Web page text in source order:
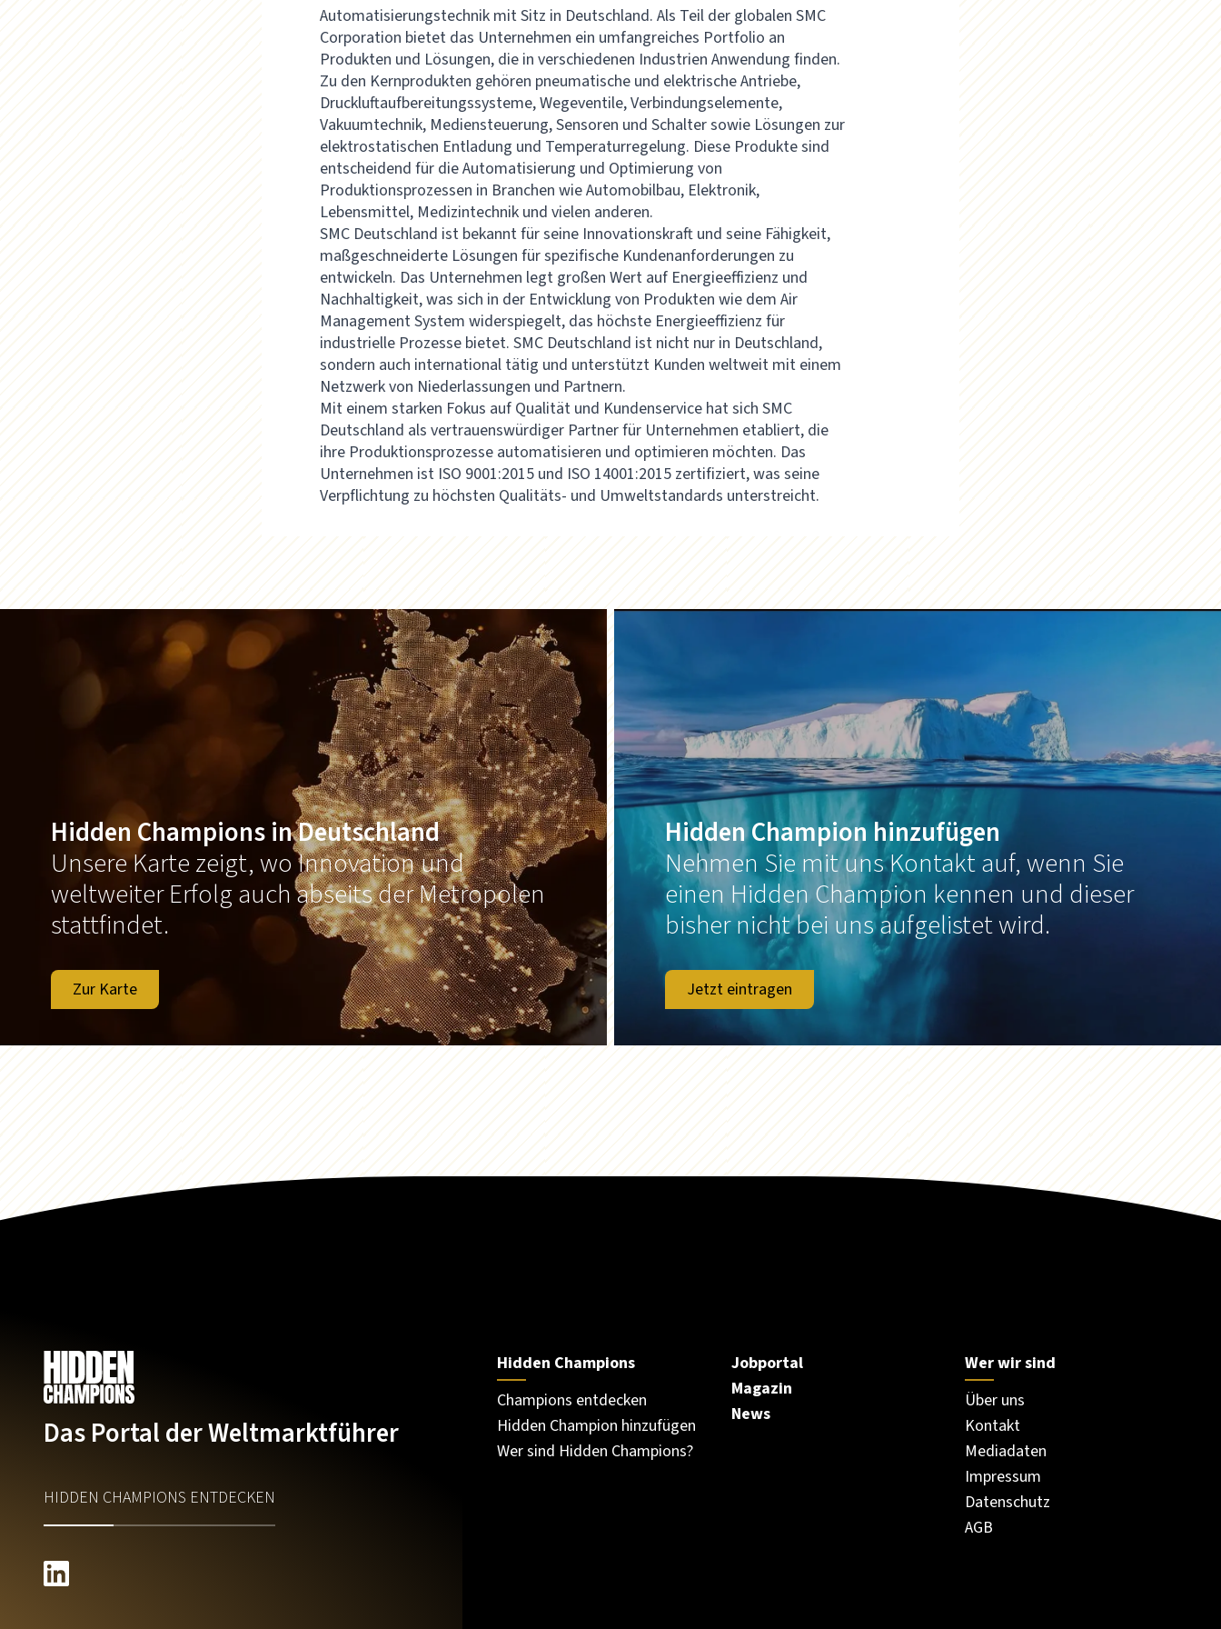
Automatisierungstechnik mit Sitz in Deutschland. Als Teil der globalen SMC
Corporation bietet das Unternehmen ein umfangreiches Portfolio an
Produkten und Lösungen, die in verschiedenen Industrien Anwendung finden.
Zu den Kernprodukten gehören pneumatische und elektrische Antriebe,
Druckluftaufbereitungssysteme, Wegeventile, Verbindungselemente,
Vakuumtechnik, Mediensteuerung, Sensoren und Schalter sowie Lösungen zur
elektrostatischen Entladung und Temperaturregelung. Diese Produkte sind
entscheidend für die Automatisierung und Optimierung von
Produktionsprozessen in Branchen wie Automobilbau, Elektronik,
Lebensmittel, Medizintechnik und vielen anderen.
SMC Deutschland ist bekannt für seine Innovationskraft und seine Fähigkeit,
maßgeschneiderte Lösungen für spezifische Kundenanforderungen zu
entwickeln. Das Unternehmen legt großen Wert auf Energieeffizienz und
Nachhaltigkeit, was sich in der Entwicklung von Produkten wie dem Air
Management System widerspiegelt, das höchste Energieeffizienz für
industrielle Prozesse bietet. SMC Deutschland ist nicht nur in Deutschland,
sondern auch international tätig und unterstützt Kunden weltweit mit einem
Netzwerk von Niederlassungen und Partnern.
Mit einem starken Fokus auf Qualität und Kundenservice hat sich SMC
Deutschland als vertrauenswürdiger Partner für Unternehmen etabliert, die
ihre Produktionsprozesse automatisieren und optimieren möchten. Das
Unternehmen ist ISO 9001:2015 und ISO 14001:2015 zertifiziert, was seine
Verpflichtung zu höchsten Qualitäts- und Umweltstandards unterstreicht.
Hidden Champions in Deutschland
Unsere Karte zeigt, wo Innovation und
weltweiter Erfolg auch abseits der Metropolen
stattfindet.
Zur Karte
Hidden Champion hinzufügen
Nehmen Sie mit uns Kontakt auf, wenn Sie
einen Hidden Champion kennen und dieser
bisher nicht bei uns aufgelistet wird.
Jetzt eintragen
Das Portal der Weltmarktführer
HIDDEN CHAMPIONS ENTDECKEN
Hidden Champions
Champions entdecken
Hidden Champion hinzufügen
Wer sind Hidden Champions?
Jobportal
Magazin
News
Wer wir sind
Über uns
Kontakt
Mediadaten
Impressum
Datenschutz
AGB